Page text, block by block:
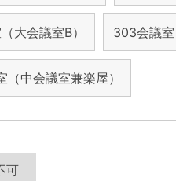
大会議室B） 303会議室
（中会議室兼楽屋）
可